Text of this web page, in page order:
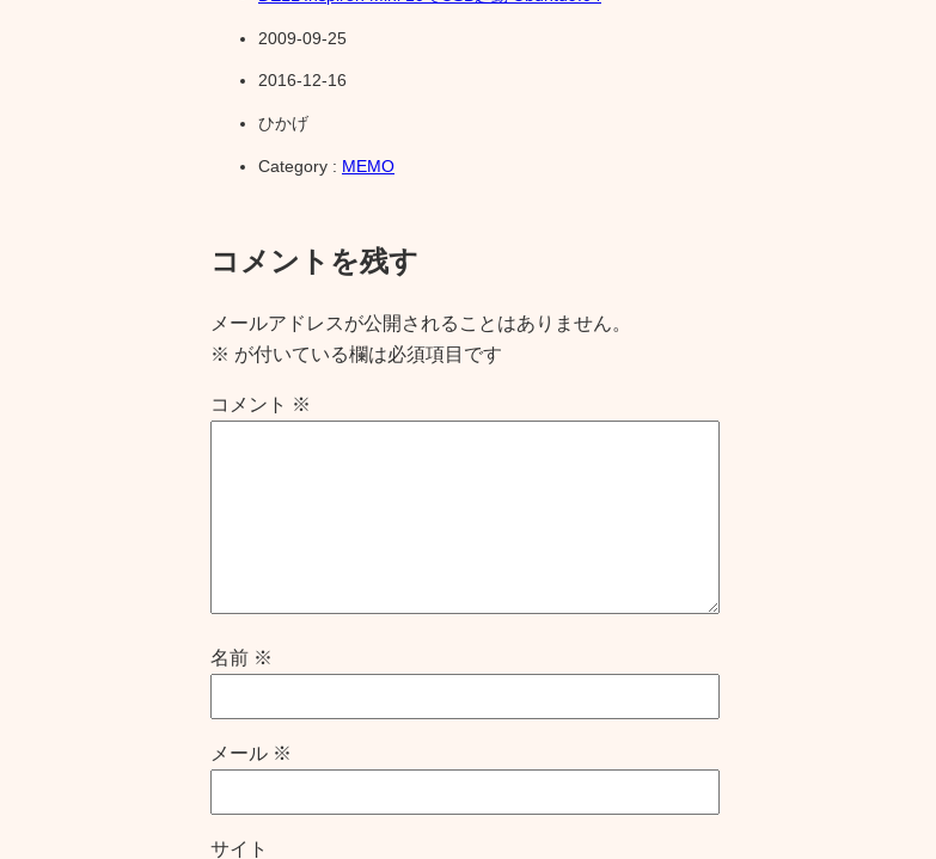
2009-09-25
2016-12-16
ひかげ
Category : MEMO
コメントを残す
メールアドレスが公開されることはありません。
※ が付いている欄は必須項目です
コメント ※
名前 ※
メール ※
サイト